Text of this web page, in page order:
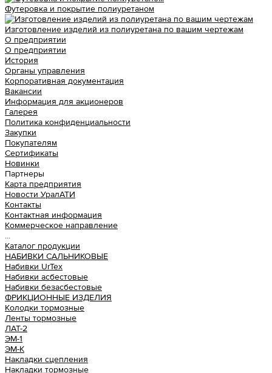
Футеровка и покрытие полиуретаном
Изготовление изделий из полиуретана по вашим чертежам
О предприятии
О предприятии
История
Органы управления
Корпоративная документация
Вакансии
Информация для акционеров
Галерея
Политика конфиденциальности
Закупки
Покупателям
Сертификаты
Новинки
Партнеры
Карта предприятия
Новости УралАТИ
Контакты
Контактная информация
Коммерческое направление
...
Каталог продукции
НАБИВКИ САЛЬНИКОВЫЕ
Набивки UrTex
Набивки асбестовые
Набивки безасбестовые
ФРИКЦИОННЫЕ ИЗДЕЛИЯ
Колодки тормозные
Ленты тормозные
ЛАТ-2
ЭМ-1
ЭМ-К
Накладки сцепления
Накладки тормозные